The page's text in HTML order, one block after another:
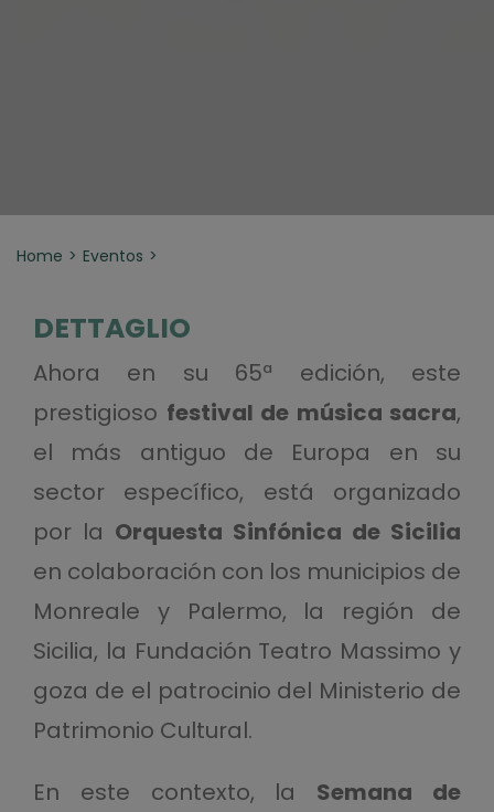
Home Eventos
DETTAGLIO
Ahora en su 65ª edición, este
prestigioso festival de música sacra,
el más antiguo de Europa en su
sector específico, está organizado
por la Orquesta Sinfónica de Sicilia
en colaboración con los municipios de
Monreale y Palermo, la región de
Sicilia, la Fundación Teatro Massimo y
goza de el patrocinio del Ministerio de
Patrimonio Cultural.
En este contexto, la Semana de